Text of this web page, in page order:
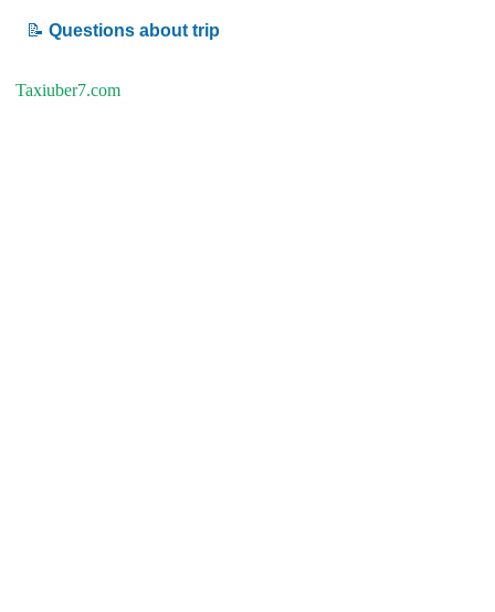
📝 Questions about trip
Taxiuber7.com